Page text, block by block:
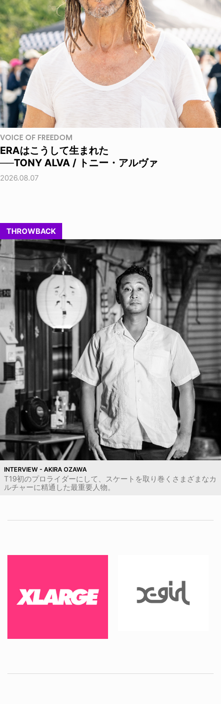
VOICE OF FREEDOM
ERAはこうして生まれた
──TONY ALVA / トニー・アルヴァ
2026.08.07
THROWBACK
INTERVIEW - AKIRA OZAWA
T19初のプロライダーにして、スケートを取り巻くさまざまなカ
ルチャーに精通した最重要人物。